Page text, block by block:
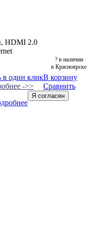
HDMI 2.0
в один клик
? в наличии
в Красноярске
В корзину
Сравнить
->>
Я согласен